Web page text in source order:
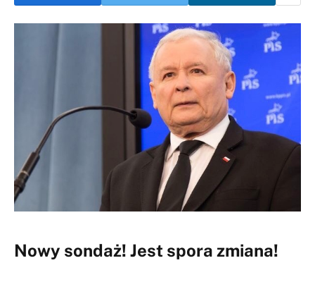
Nowy sondaż! Jest spora zmiana!